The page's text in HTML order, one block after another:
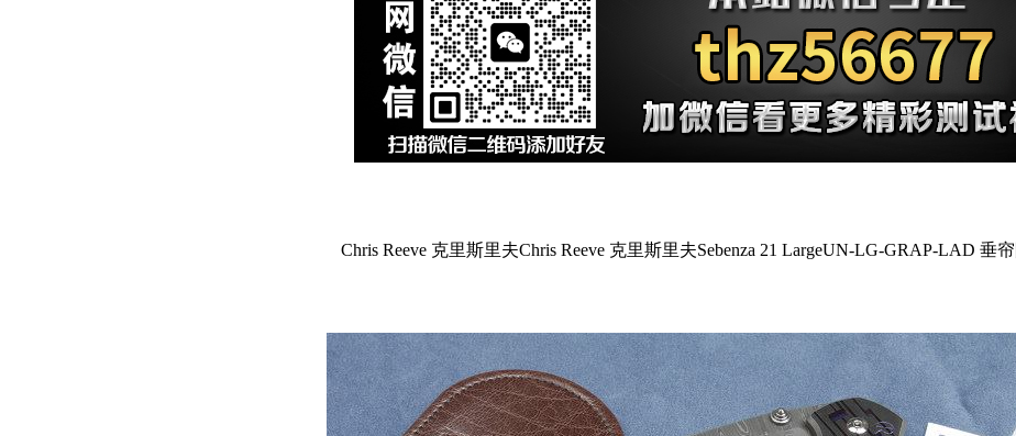
Chris Reeve 克里斯里夫Chris Reeve 克里斯里夫Sebenza 21 LargeUN-LG-GRAP-LAD 垂